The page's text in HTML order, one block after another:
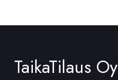
TaikaTilaus Oy